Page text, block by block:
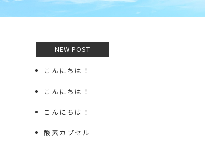
NEW POST
こんにちは！
こんにちは！
こんにちは！
酸素カプセル